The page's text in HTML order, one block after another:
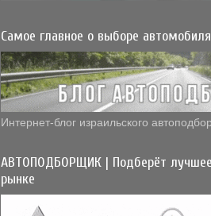
Самое главное о выборе
Интернет-блог израильского
АВТОПОДБОРЩИК | Подберёт
рынке